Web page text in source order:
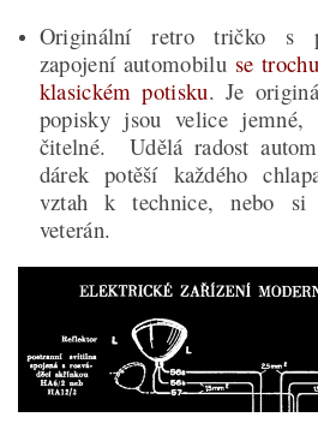
Originální retro tričko s
zapojení automobilu se
klasickém potisku. Je
popisky jsou velice
čitelné. Udělá radost
dárek potěší každého
vztah k technice, nebo si
veterán.